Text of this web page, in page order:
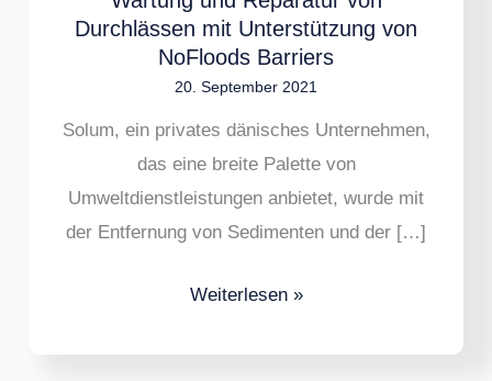
Durchlässen mit Unterstützung von
NoFloods Barriers
20. September 2021
Solum, ein privates dänisches Unternehmen,
das eine breite Palette von
Umweltdienstleistungen anbietet, wurde mit
der Entfernung von Sedimenten und der […]
Barriers
Weiterlesen »